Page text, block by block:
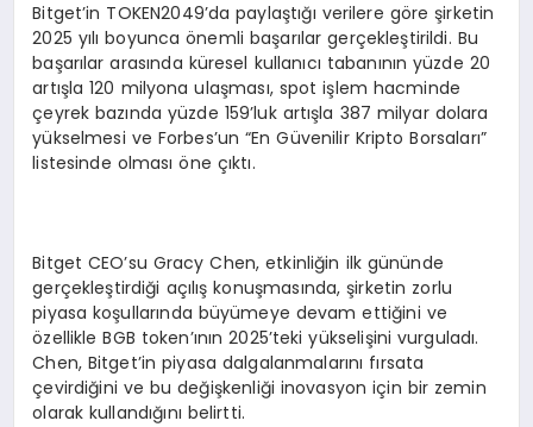
Bitget’in TOKEN2049’da paylaştığı verilere göre şirketin
2025 yılı boyunca önemli başarılar gerçekleştirildi. Bu
başarılar arasında küresel kullanıcı tabanının yüzde 20
artışla 120 milyona ulaşması, spot işlem hacminde
çeyrek bazında yüzde 159’luk artışla 387 milyar dolara
yükselmesi ve Forbes’un “En Güvenilir Kripto Borsaları”
listesinde olması öne çıktı.
Bitget CEO’su Gracy Chen, etkinliğin ilk gününde
gerçekleştirdiği açılış konuşmasında, şirketin zorlu
piyasa koşullarında büyümeye devam ettiğini ve
özellikle BGB token’ının 2025’teki yükselişini vurguladı.
Chen, Bitget’in piyasa dalgalanmalarını fırsata
çevirdiğini ve bu değişkenliği inovasyon için bir zemin
olarak kullandığını belirtti.